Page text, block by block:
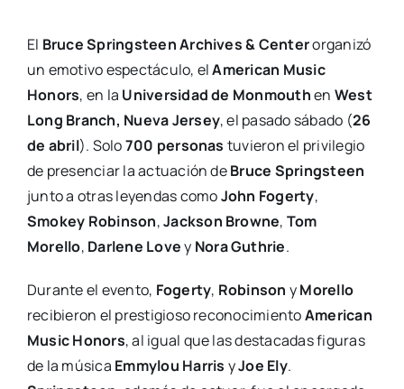
El Bruce Springsteen Archives & Centerorganizó
un emotivo espectáculo, elAmerican Music
Honors, en la Universidad de Monmouthen West
Long Branch, Nueva Jersey, el pasado sábado (26
de abril). Solo700 personas tuvieron el privilegio
de presenciar la actuación deBruce Springsteen
junto a otras leyendas comoJohn Fogerty,
Smokey Robinson,Jackson Browne, Tom
Morello, Darlene Lovey Nora Guthrie.
Durante el evento, Fogerty, Robinson yMorello
recibieron el prestigioso reconocimientoAmerican
Music Honors, al igual que las destacadas figuras
de la música Emmylou Harris yJoe Ely.